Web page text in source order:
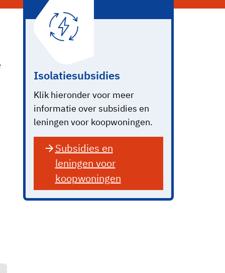
Isolatiesubsidies
Klik hieronder voor meer
informatie over subsidies en
leningen voor koopwoningen.
Subsidies en
leningen voor
koopwoningen